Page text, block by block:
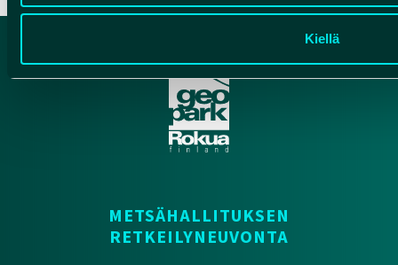
Kiellä
METSÄHALLITUKSEN
RETKEILYNEUVONTA